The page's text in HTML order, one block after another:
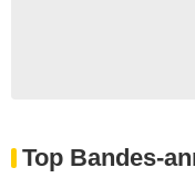
Top Bandes-